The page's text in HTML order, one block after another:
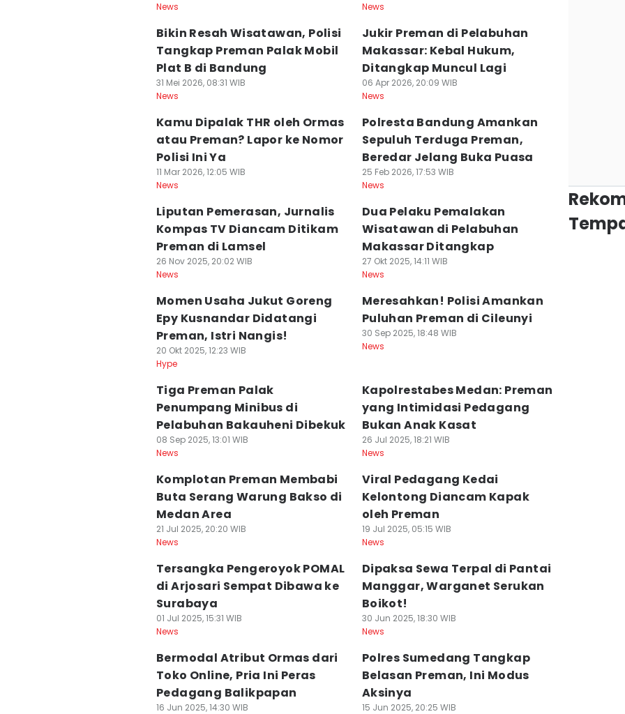
News
News
Bikin Resah Wisatawan, Polisi
Tangkap Preman Palak Mobil
Plat B di Bandung
31 Mei 2026, 08:31 WIB
News
Jukir Preman di Pelabuhan
Makassar: Kebal Hukum,
Ditangkap Muncul Lagi
06 Apr 2026, 20:09 WIB
News
Kamu Dipalak THR oleh Ormas
atau Preman? Lapor ke Nomor
Polisi Ini Ya
11 Mar 2026, 12:05 WIB
News
Polresta Bandung Amankan
Sepuluh Terduga Preman,
Beredar Jelang Buka Puasa
25 Feb 2026, 17:53 WIB
News
Liputan Pemerasan, Jurnalis
Kompas TV Diancam Ditikam
Preman di Lamsel
26 Nov 2025, 20:02 WIB
News
Dua Pelaku Pemalakan
Wisatawan di Pelabuhan
Makassar Ditangkap
27 Okt 2025, 14:11 WIB
News
Momen Usaha Jukut Goreng
Epy Kusnandar Didatangi
Preman, Istri Nangis!
20 Okt 2025, 12:23 WIB
Hype
Meresahkan! Polisi Amankan
Puluhan Preman di Cileunyi
30 Sep 2025, 18:48 WIB
News
Tiga Preman Palak
Penumpang Minibus di
Pelabuhan Bakauheni Dibekuk
08 Sep 2025, 13:01 WIB
News
Kapolrestabes Medan: Preman
yang Intimidasi Pedagang
Bukan Anak Kasat
26 Jul 2025, 18:21 WIB
News
Komplotan Preman Membabi
Buta Serang Warung Bakso di
Medan Area
21 Jul 2025, 20:20 WIB
News
Viral Pedagang Kedai
Kelontong Diancam Kapak
oleh Preman
19 Jul 2025, 05:15 WIB
News
Tersangka Pengeroyok POMAL
di Arjosari Sempat Dibawa ke
Surabaya
01 Jul 2025, 15:31 WIB
News
Dipaksa Sewa Terpal di Pantai
Manggar, Warganet Serukan
Boikot!
30 Jun 2025, 18:30 WIB
News
Bermodal Atribut Ormas dari
Toko Online, Pria Ini Peras
Pedagang Balikpapan
16 Jun 2025, 14:30 WIB
Polres Sumedang Tangkap
Belasan Preman, Ini Modus
Aksinya
15 Jun 2025, 20:25 WIB